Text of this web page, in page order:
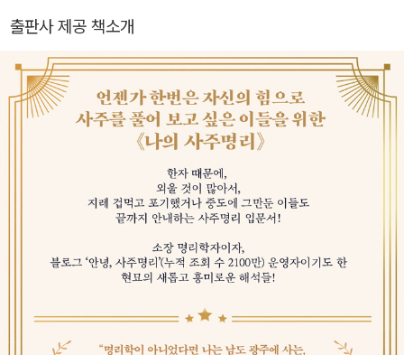
이브시즌스>를 창립하며, 어둠과 미신의 영역에 있는 사주명리를 통
찰과 상담의 도구로 재정립하기 위해 노력 중이다. 《나의 사주명리:
기초 편》, 《나의 사주명리: 심화 편》, 《현묘의 사주 강의: 입문 1》을
썼다.
출판사 제공 책소개